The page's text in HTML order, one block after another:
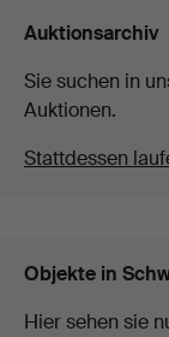
Auktionsarchiv
Sie suchen in
Auktionen.
Stattdessen
Objekte in
Hier sehen sie